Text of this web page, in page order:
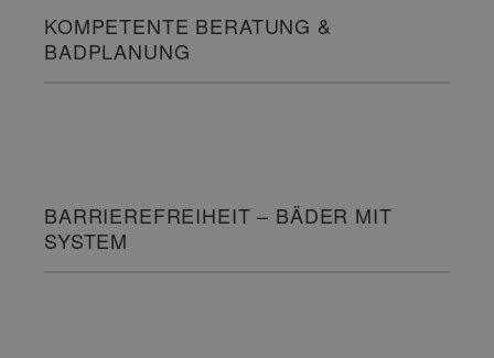
KOMPETENTE BERATUNG &
BADPLANUNG
BARRIEREFREIHEIT – BÄDER MIT
SYSTEM